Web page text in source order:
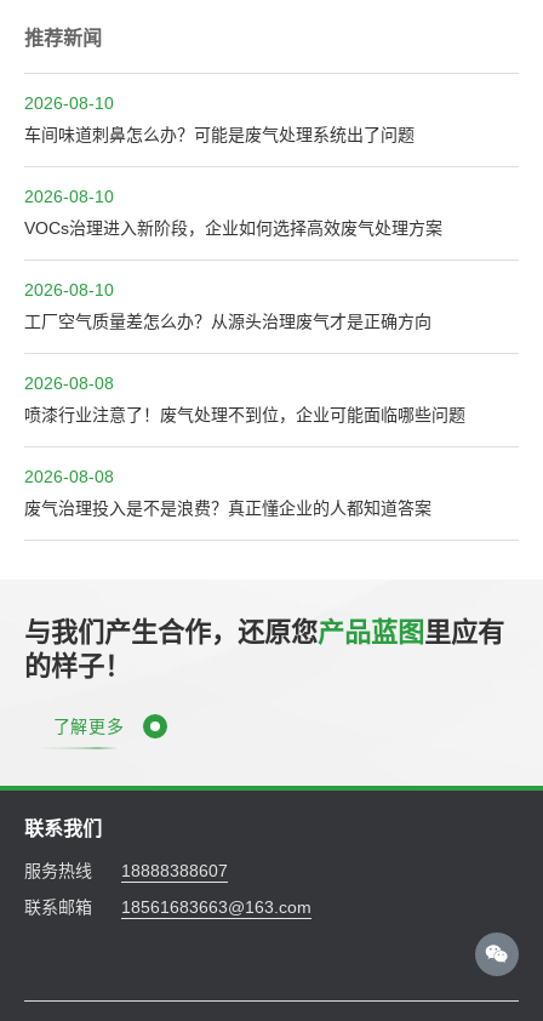
推荐新闻
2026-08-10
车间味道刺鼻怎么办？可能是废气处理系统出了问题
2026-08-10
VOCs治理进入新阶段，企业如何选择高效废气处理方案
2026-08-10
工厂空气质量差怎么办？从源头治理废气才是正确方向
2026-08-08
喷漆行业注意了！废气处理不到位，企业可能面临哪些问题
2026-08-08
废气治理投入是不是浪费？真正懂企业的人都知道答案
与我们产生合作，还原您产品蓝图里应有
的样子！
了解更多
联系我们
服务热线
18888388607
联系邮箱
18561683663@163.com